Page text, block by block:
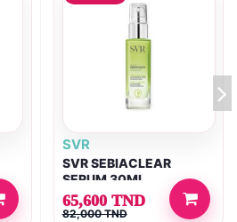
SVR
SVR SEBIACLEAR
SERUM 30ML
65,600 TND
82,000 TND